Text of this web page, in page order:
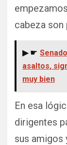
cabeza
▶ ☛
asaltos,
muy bien
En esa
dirigentes
sus amigos